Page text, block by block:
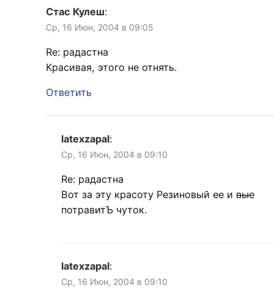
Стас Кулеш:
Ср, 16 Июн, 2004 в 09:05
Re: радастна
Красивая, этого не отнять.
Ответить
latexzapal:
Ср, 16 Июн, 2004 в 09:10
Re: радастна
Вот за эту красоту Резиновый ее и вые
потравитЪ чуток.
latexzapal:
Ср, 16 Июн, 2004 в 09:10